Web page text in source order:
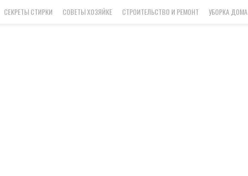
СЕКРЕТЫ СТИРКИ СОВЕТЫ ХОЗЯЙКЕ СТРОИТЕЛЬСТВО И РЕМОНТ УБОРКА ДОМА